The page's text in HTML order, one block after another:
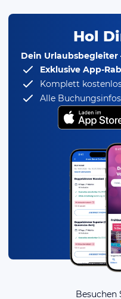
Hol
Dein Urlaubsbegleiter
Exklusive App-
Komplett
Alle
Besuchen